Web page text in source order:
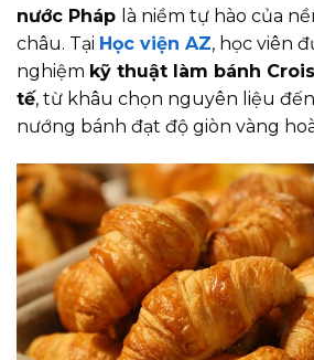
nước Pháp là niềm tự hào của
châu. Tại Học viện AZ, học viên
nghiệm kỹ thuật làm bánh
tế, từ khâu chọn nguyên liệu
nướng bánh đạt độ giòn vàng